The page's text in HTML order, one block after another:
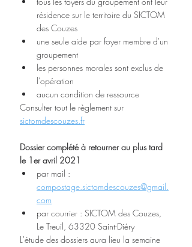
résidence sur le territoire du SICTOM
des Couzes
une seule aide par foyer membre d'un
groupement
les personnes morales sont exclus de
l'opération
aucun condition de ressource
Consulter tout le règlement sur
sictomdescouzes.fr
Dossier complété à retourner au plus tard
le 1er avril 2021
par mail :
compostage.sictomdescouzes@gmail.
com
par courrier : SICTOM des Couzes,
Le Treuil, 63320 Saint-Diéry
L'étude des dossiers aura lieu la semaine